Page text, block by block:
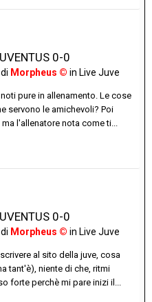
0-0
Morpheus © in Live Juve
pure in allenamento. Le cose
servono le amichevoli? Poi
l'allenatore nota come ti...
0-0
Morpheus © in Live Juve
al sito della juve, cosa
tant'è), niente di che, ritmi
forte perchè mi pare inizi il...